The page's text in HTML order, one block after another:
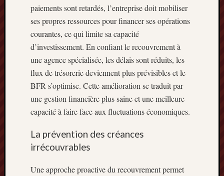
paiements sont retardés, l’entreprise doit mobiliser
ses propres ressources pour financer ses opérations
courantes, ce qui limite sa capacité
d’investissement. En confiant le recouvrement à
une agence spécialisée, les délais sont réduits, les
flux de trésorerie deviennent plus prévisibles et le
BFR s’optimise. Cette amélioration se traduit par
une gestion financière plus saine et une meilleure
capacité à faire face aux fluctuations économiques.
La prévention des créances
irrécouvrables
Une approche proactive du recouvrement permet